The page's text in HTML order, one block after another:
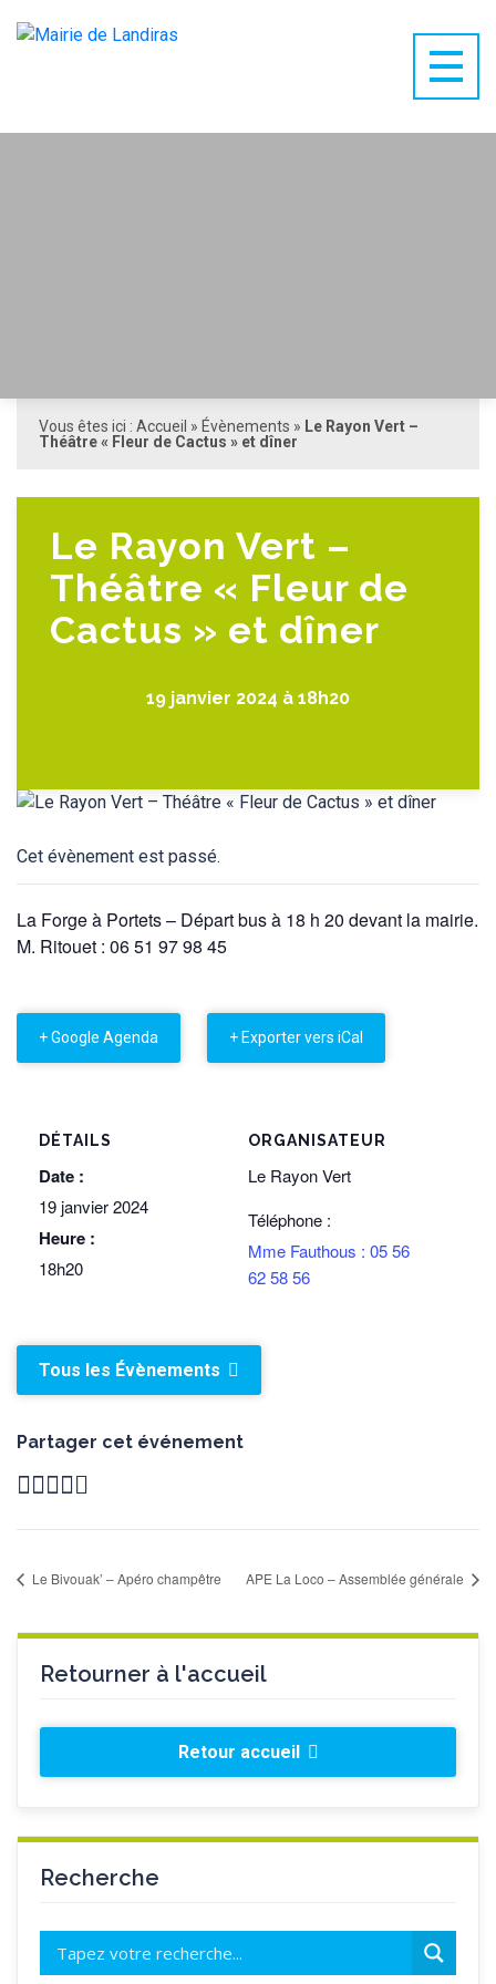
Vous êtes ici : Accueil » Évènements » Le Rayon Vert –
Théâtre « Fleur de Cactus » et dîner
Le Rayon Vert –
Théâtre « Fleur de
Cactus » et dîner
19 janvier 2024 à 18h20
Cet évènement est passé.
La Forge à Portets – Départ bus à 18 h 20 devant la mairie.
M. Ritouet : 06 51 97 98 45
+ Google Agenda + Exporter vers iCal
DÉTAILS
Date :
19 janvier 2024
Heure :
18h20
ORGANISATEUR
Le Rayon Vert
Téléphone :
Mme Fauthous : 05 56
62 58 56
Tous les Évènements
Partager cet événement
Le Bivouak’ – Apéro champêtre APE La Loco – Assemblée générale
Retourner à l'accueil
Retour accueil
Recherche